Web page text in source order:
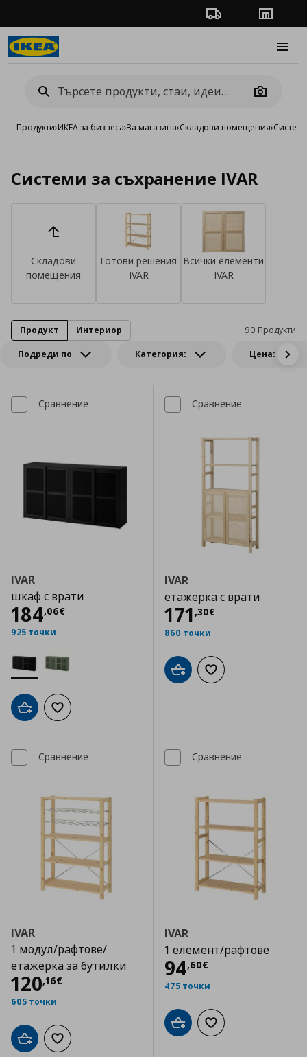
Проследяване на
Camera
Продукти›ИКЕА за бизнеса›За магазина›Складови помещения›
Системи за съхранение IVAR
Складови
помещения
Готови решения
IVAR
Всички елементи
IVAR
Подреди по Категория: Цена:
90 Продукти
Продукт Интериор
Сравнение
IVAR
шкаф с врати
184,06€
Цена
925 точки
Добави в кошницата
Добави към списъка с любими
Сравнение
IVAR
етажерка с врати
171 ,30€
Цена
860 точки
Добави в кошницата
Добави към
Сравнение
IVAR
1 модул/рафтове/
етажерка за бутилки
120,16€
Цена
605 точки
Добави в кошницата
Добави към списъка с любими
Сравнение
IVAR
1 елемент/рафтове
94,60€
Цена
475 точки
Добави в кошницата
Добави към